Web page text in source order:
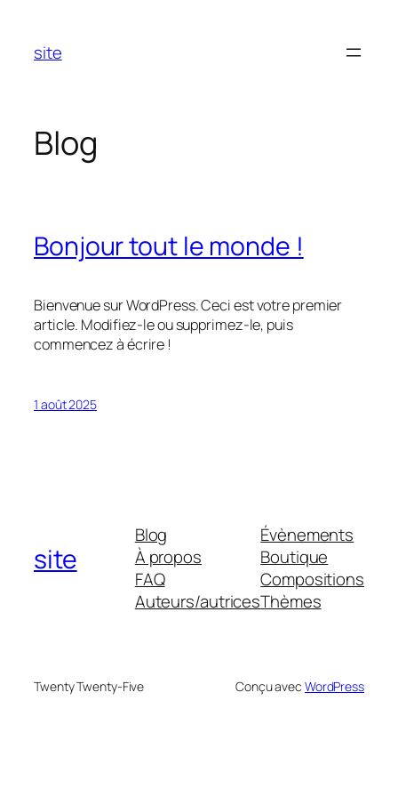
contenu
site
Blog
Bonjour tout le monde !
Bienvenue sur WordPress. Ceci est votre premier
article. Modifiez-le ou supprimez-le, puis
commencez à écrire !
1 août 2025
site
Blog
À propos
FAQ
Auteurs/autrices
Évènements
Boutique
Compositions
Thèmes
Twenty Twenty-Five Conçu avec WordPress